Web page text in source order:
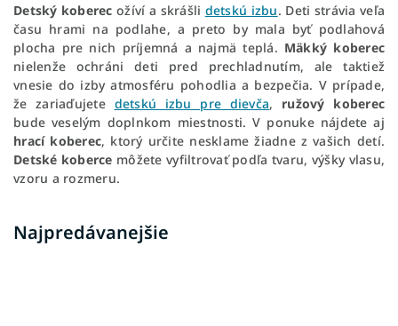
Detský koberec ožíví a skrášli detskú izbu. Deti strávia veľa
času hrami na podlahe, a preto by mala byť podlahová
plocha pre nich príjemná a najmä teplá. Mäkký koberec
nielenže ochráni deti pred prechladnutím, ale taktiež
vnesie do izby atmosféru pohodlia a bezpečia. V prípade,
že zariaďujete detskú izbu pre dievča, ružový koberec
bude veselým doplnkom miestnosti. V ponuke nájdete aj
hrací koberec, ktorý určite nesklame žiadne z vašich detí.
Detské koberce môžete vyfiltrovať podľa tvaru, výšky vlasu,
vzoru a rozmeru.
Najpredávanejšie